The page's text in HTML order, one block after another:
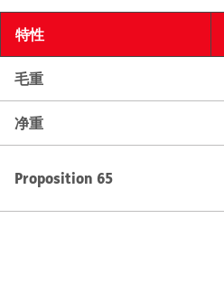
特性
毛重
净重
Proposition 65